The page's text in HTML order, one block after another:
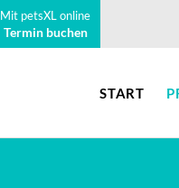
Mit petsXL online
Termin buchen
START